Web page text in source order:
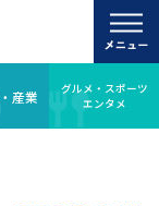
産業
グルメ・スポーツ
エンタメ